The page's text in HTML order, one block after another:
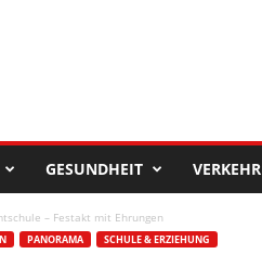
GESUNDHEIT VERKEHR
– Festakt mit Ehrungen
PANORAMA SCHULE & ERZIEHUNG